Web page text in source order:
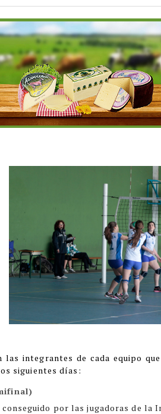
las integrantes de cada equipo
siguientes días:
por las jugadoras de la